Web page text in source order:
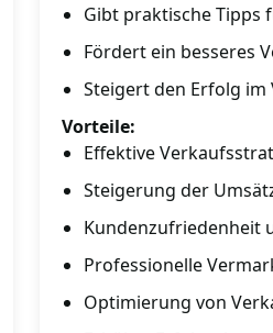
Gibt praktische
Fördert ein besseres
Steigert den Erfolg
Vorteile:
Effektive
Steigerung der
Kundenzufriedenheit
Professionelle
Optimierung von